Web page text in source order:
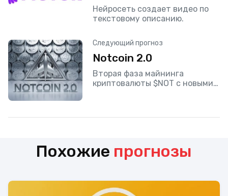
Нейросеть создает видео по
текстовому описанию.
Следующий прогноз
Notcoin 2.0
Вторая фаза майнинга
криптовалюты $NOT с новыми
Похожие прогнозы